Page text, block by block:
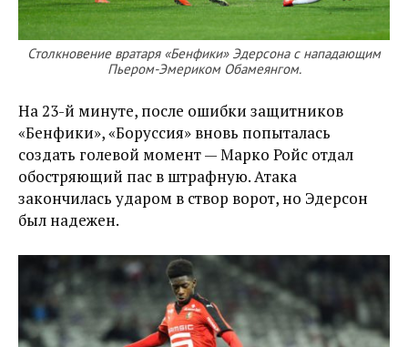
Столкновение вратаря «Бенфики» Эдерсона с нападающим
Пьером-Эмериком Обамеянгом.
На 23-й минуте, после ошибки защитников
«Бенфики», «Боруссия» вновь попыталась
создать голевой момент — Марко Ройс отдал
обостряющий пас в штрафную. Атака
закончилась ударом в створ ворот, но Эдерсон
был надежен.